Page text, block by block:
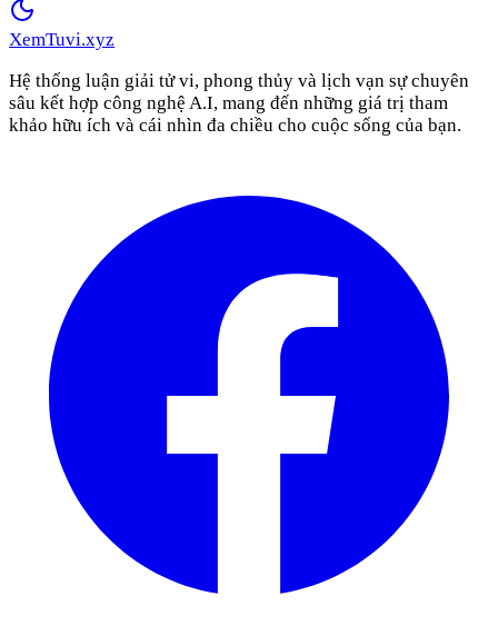
XemTuvi.xyz
Hệ thống luận giải tử vi, phong thủy và lịch vạn sự chuyên
sâu kết hợp công nghệ A.I, mang đến những giá trị tham
khảo hữu ích và cái nhìn đa chiều cho cuộc sống của bạn.